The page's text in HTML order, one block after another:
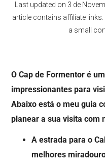
Last updated on 3 de
article contains affiliate
a small
O Cap de Formentor é
impressionantes para
Abaixo está o meu guia
planear a sua visita com
A estrada para o
melhores